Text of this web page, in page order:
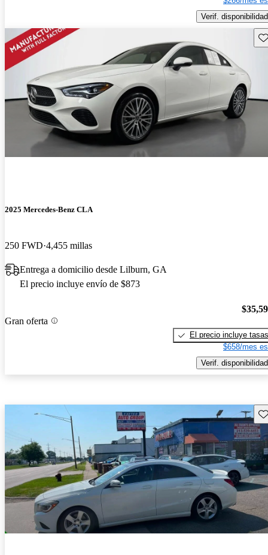
Verif. disponibilidad
2025 Mercedes-Benz CLA
250 FWD 4,455 millas
Entrega a domicilio desde Lilburn, GA
El precio incluye envío de $873
Gran oferta
El precio incluye tasas
$658/mes
Verif. disponibilidad